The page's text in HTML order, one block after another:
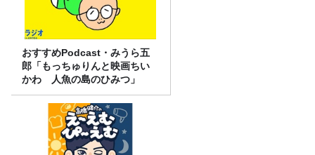
おすすめPodcast・みうら五
郎「もっちゅりんと映画ちい
かわ 人魚の島のひみつ」